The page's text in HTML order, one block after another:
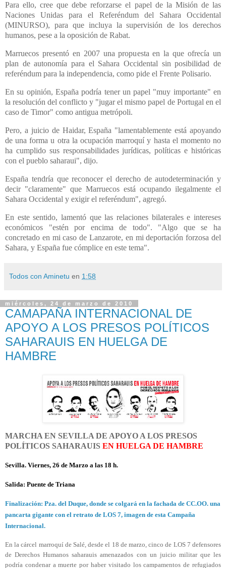
Para ello, cree que debe reforzarse el papel de la Misión de las
Naciones Unidas para el Referéndum del Sahara Occidental
(MINURSO), para que incluya la supervisión de los derechos
humanos, pese a la oposición de Rabat.
Marruecos presentó en 2007 una propuesta en la que ofrecía un
plan de autonomía para el Sahara Occidental sin posibilidad de
referéndum para la independencia, como pide el Frente Polisario.
En su opinión, España podría tener un papel "muy importante" en
la resolución del conflicto y "jugar el mismo papel de Portugal en el
caso de Timor" como antigua metrópoli.
Pero, a juicio de Haidar, España "lamentablemente está apoyando
de una forma u otra la ocupación marroquí y hasta el momento no
ha cumplido sus responsabilidades jurídicas, políticas e históricas
con el pueblo saharaui", dijo.
España tendría que reconocer el derecho de autodeterminación y
decir "claramente" que Marruecos está ocupando ilegalmente el
Sahara Occidental y exigir el referéndum", agregó.
En este sentido, lamentó que las relaciones bilaterales e intereses
económicos "estén por encima de todo". "Algo que se ha
concretado en mi caso de Lanzarote, en mi deportación forzosa del
Sahara, y España fue cómplice en este tema".
Todos con Aminetu en 1:58
miércoles, 24 de marzo de 2010
CAMAPAÑA INTERNACIONAL DE
APOYO A LOS PRESOS POLÍTICOS
SAHARAUIS EN HUELGA DE
HAMBRE
MARCHA EN SEVILLA DE APOYO A LOS PRESOS
POLÍTICOS SAHARAUIS EN HUELGA DE HAMBRE
Sevilla. Viernes, 26 de Marzo a las 18 h.
Salida: Puente de Triana
Finalización: Pza. del Duque, donde se colgará en la fachada de CC.OO. una
pancarta gigante con el retrato de LOS 7, imagen de esta Campaña
Internacional.
En la cárcel marroquí de Salé, desde el 18 de marzo, cinco de LOS 7 defensores
de Derechos Humanos saharauis amenazados con un juicio militar que les
podría condenar a muerte por haber visitado los campamentos de refugiados